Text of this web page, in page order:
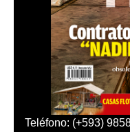
Teléfono: (+593)